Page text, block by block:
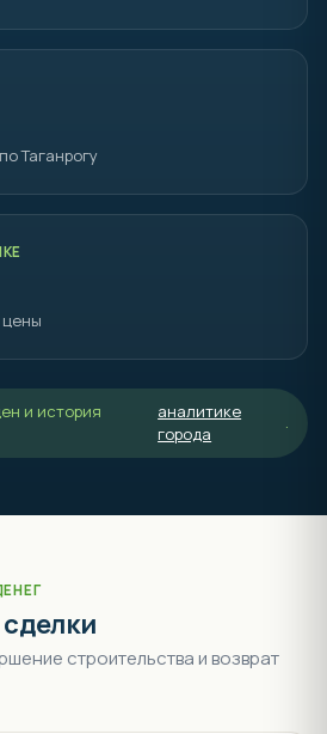
Таганрогу
цены
и история
аналитике
города
.
строительства и возврат